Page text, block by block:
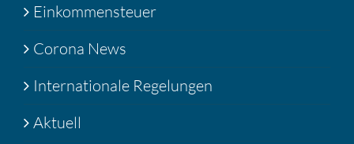
Einkommensteuer
Corona News
Internationale Regelungen
Aktuell